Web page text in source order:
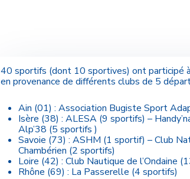
40 sportifs (dont 10 sportives) ont participé
en provenance de différents clubs de 5
Ain (01) : Association Bugiste Sport
Isère (38) : ALESA (9 sportifs) –
Alp’38 (5 sportifs )
Savoie (73) : ASHM (1 sportif) – Club
Chambérien (2 sportifs)
Loire (42) : Club Nautique de l’Ondaine
Rhône (69) : La Passerelle (4 sportifs)